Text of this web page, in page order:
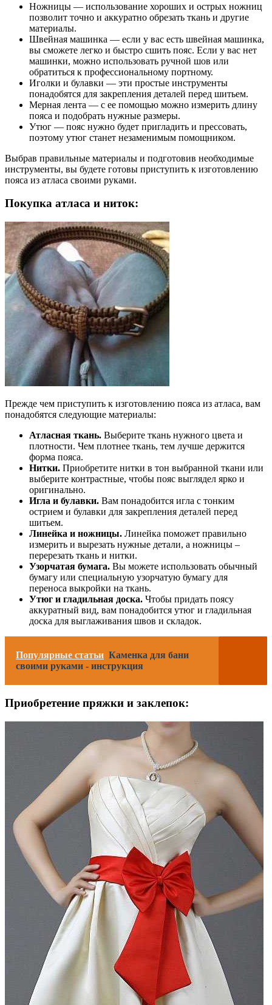
Ножницы — использование хороших и острых ножниц
позволит точно и аккуратно обрезать ткань и другие
материалы.
Швейная машинка — если у вас есть швейная машинка,
вы сможете легко и быстро сшить пояс. Если у вас нет
машинки, можно использовать ручной шов или
обратиться к профессиональному портному.
Иголки и булавки — эти простые инструменты
понадобятся для закрепления деталей перед шитьем.
Мерная лента — с ее помощью можно измерить длину
пояса и подобрать нужные размеры.
Утюг — пояс нужно будет пригладить и прессовать,
поэтому утюг станет незаменимым помощником.
Выбрав правильные материалы и подготовив необходимые
инструменты, вы будете готовы приступить к изготовлению
пояса из атласа своими руками.
Покупка атласа и ниток:
Прежде чем приступить к изготовлению пояса из атласа, вам
понадобятся следующие материалы:
Атласная ткань. Выберите ткань нужного цвета и
плотности. Чем плотнее ткань, тем лучше держится
форма пояса.
Нитки. Приобретите нитки в тон выбранной ткани или
выберите контрастные, чтобы пояс выглядел ярко и
оригинально.
Игла и булавки. Вам понадобится игла с тонким
острием и булавки для закрепления деталей перед
шитьем.
Линейка и ножницы. Линейка поможет правильно
измерить и вырезать нужные детали, а ножницы –
перерезать ткань и нитки.
Узорчатая бумага. Вы можете использовать обычный
бумагу или специальную узорчатую бумагу для
переноса выкройки на ткань.
Утюг и гладильная доска. Чтобы придать поясу
аккуратный вид, вам понадобится утюг и гладильная
доска для выглаживания швов и складок.
Популярные статьи Каменка для бани
своими руками - инструкция
Приобретение пряжки и заклепок: